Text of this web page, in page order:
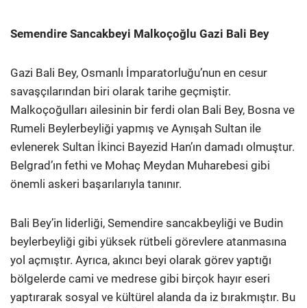
Semendire Sancakbeyi Malkoçoğlu Gazi Bali Bey
Gazi Bali Bey, Osmanlı İmparatorluğu’nun en cesur
savaşçılarından biri olarak tarihe geçmiştir.
Malkoçoğulları ailesinin bir ferdi olan Bali Bey, Bosna ve
Rumeli Beylerbeyliği yapmış ve Aynışah Sultan ile
evlenerek Sultan İkinci Bayezid Han’ın damadı olmuştur.
Belgrad’ın fethi ve Mohaç Meydan Muharebesi gibi
önemli askeri başarılarıyla tanınır.
Bali Bey’in liderliği, Semendire sancakbeyliği ve Budin
beylerbeyliği gibi yüksek rütbeli görevlere atanmasına
yol açmıştır. Ayrıca, akıncı beyi olarak görev yaptığı
bölgelerde cami ve medrese gibi birçok hayır eseri
yaptırarak sosyal ve kültürel alanda da iz bırakmıştır. Bu